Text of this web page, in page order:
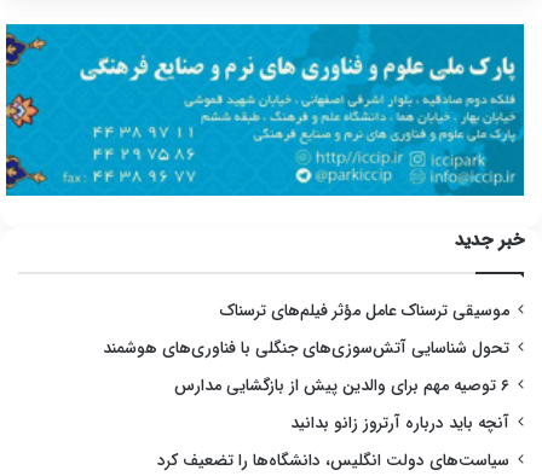
خبر جدید
موسیقی ترسناک عامل مؤثر فیلم‌های ترسناک
تحول شناسایی آتش‌سوزی‌های جنگلی با فناوری‌های هوشمند
۶ توصیه مهم برای والدین پیش از بازگشایی مدارس
آنچه باید درباره آرتروز زانو بدانید
سیاست‌های دولت انگلیس، دانشگاه‌ها را تضعیف کرد